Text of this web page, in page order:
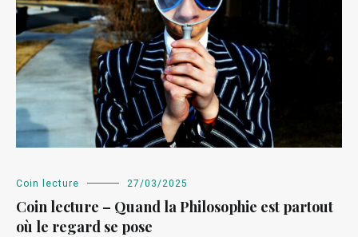
Coin lecture 27/03/2025
Coin lecture – Quand la Philosophie est partout
où le regard se pose